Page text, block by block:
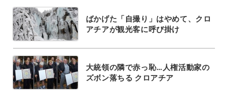
ばかげた「自撮り」はやめて、クロ
アチアが観光客に呼び掛け
大統領の隣で赤っ恥…人権活動家の
ズボン落ちる クロアチア